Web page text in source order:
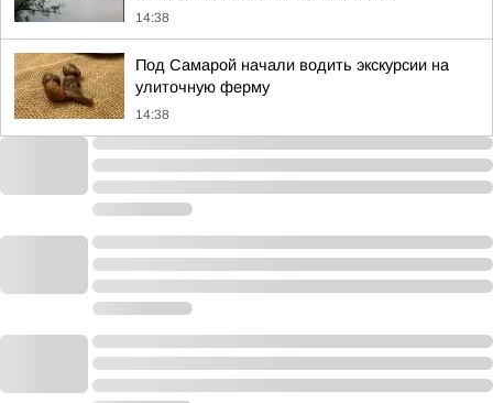
14:38
Под Самарой начали водить экскурсии на
улиточную ферму
14:38